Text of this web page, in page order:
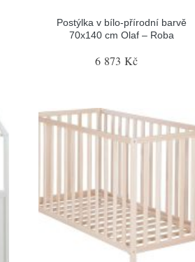
Postýlka v bílo-přírodní barvě
70x140 cm Olaf – Roba
6 873 Kč